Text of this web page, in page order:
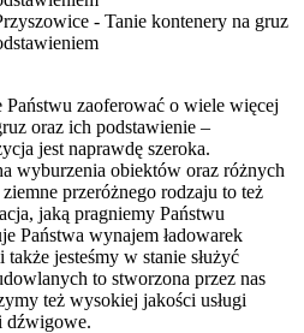
Państwu zaoferować o wiele więcej
oraz ich podstawienie –
jest naprawdę szeroka.
wyburzenia obiektów oraz różnych
przeróżnego rodzaju to też
jaką pragniemy Państwu
Państwa wynajem ładowarek
jesteśmy w stanie służyć
to stworzona przez nas
też wysokiej jakości usługi
dźwigowe.